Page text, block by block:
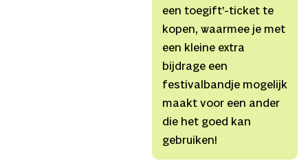
Doorne,PR-beeldJarno
Kraayvanger,Foto’s Emma
van Beek
een toegift’-ticket te
kopen, waarmee je met
een kleine extra
bijdrage een
festivalbandje mogelijk
maakt voor een ander
die het goed kan
gebruiken!